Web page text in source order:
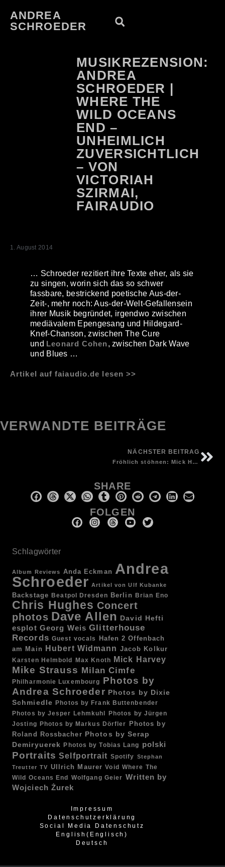
ANDREA
SCHROEDER
MUSIKREZENSION:
ANDREA
SCHROEDER |
WHERE THE
WILD OCEANS
END –
UNHEIMLICH
ZUVERSICHTLICH
– VON
VICTORIAH
SZIRMAI,
FAIRAUDIO
1. August 2014
… Schroeder rezitiert ihre Texte eher, als sie
zu singen, worin sich das so schwer
fassbare, bestrickend poetische Aus-der-
Zeit-, mehr noch: Aus-der-Welt-Gefallensein
ihrer Musik begründet, irgendwo zwischen
mediävalem Epengesang und Hildegard-
Knef-Chanson, zwischen The Cure
und Leonard Cohen, zwischen Dark Wave
und Blues …
Artikel auf faiaudio.de lesen >>
VERWANDTE BEITRÄGE
NÄCHSTER BEITRAG
Fröhlich stöhnen: Mick Harvey und Andrea Schroeder in der Volksbühne
SHARE
FOLGEN
Schlagwörter
Album Reviews Anda Eckman Andrea
Schroeder Artikel von Ulf Kubanke
Backstage Beatpol Dresden Berlin Brian Eno
Chris Hughes Concert
photos Dave Allen David Hefti
esplot Georg Weis Glitterhouse
Records Guest vocals
Hafen 2 Offenbach
am Main
Hubert Widmann Jacob Kolkur
Karsten Helmbold Max Knoth Mick Harvey
Mike Strauss Milan Cimfe
Philharmonie Luxembourg Photos by
Andrea Schroeder Photos by Dixie
Schmiedle Photos by Frank Buttenbender
Photos by Jesper Lehmkuhl
Photos by Jürgen
Josting Photos by Markus Dörfler
Photos by
Roland Rossbacher Photos by Serap
Demiryuerek Photos by Tobias Lang polski
Portraits Selfportrait Spotify Stephan
Treutter TV Ullrich Maurer Void Where The
Wild Oceans End
Wolfgang Geier Written by
Wojciech Żurek
Impressum
Datenschutzerklärung
Social Media Datenschutz
English ( Englisch)
Deutsch